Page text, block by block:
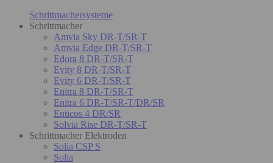
Schrittmachersysteme
Schrittmacher
Amvia Sky DR-T/SR-T
Amvia Edge DR-T/SR-T
Edora 8 DR-T/SR-T
Evity 8 DR-T/SR-T
Evity 6 DR-T/SR-T
Enitra 8 DR-T/SR-T
Enitra 6 DR-T/SR-T/DR/SR
Enticos 4 DR/SR
Solvia Rise DR-T/SR-T
Schrittmacher Elektroden
Solia CSP S
Solia